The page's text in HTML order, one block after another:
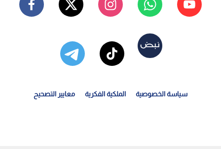
سياسة الخصوصية الملكية الفكرية معايير التصحيح